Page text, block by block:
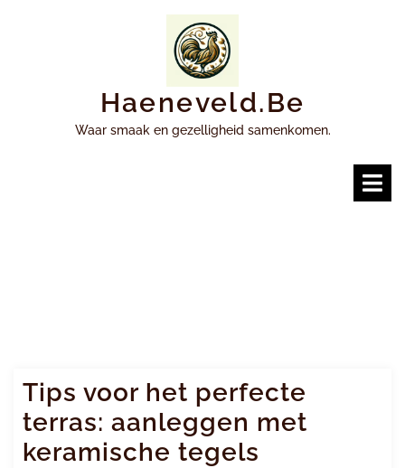
Haeneveld.be
Waar smaak en gezelligheid samenkomen.
Tips voor het perfecte
terras: aanleggen met
keramische tegels